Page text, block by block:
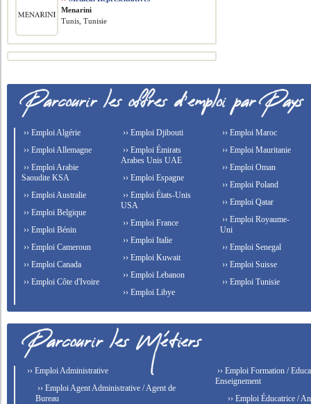
Menarini
Tunis, Tunisie
›› Emploi Algérie
›› Emploi Allemagne
›› Emploi Arabie
Saoudite KSA
›› Emploi Australie
›› Emploi Belgique
›› Emploi Bénin
›› Emploi Cameroun
›› Emploi Canada
›› Emploi Côte d'Ivoire
›› Emploi Djibouti
›› Emploi Émirats
Arabes Unis UAE
›› Emploi Espagne
›› Emploi États-Unis
USA
›› Emploi France
›› Emploi Italie
›› Emploi Kuwait
›› Emploi Lebanon
›› Emploi Libye
›› Emploi Maroc
›› Emploi Mauritanie
›› Emploi Oman
›› Emploi Poland
›› Emploi Qatar
›› Emploi Royaume-
Uni
›› Emploi Senegal
›› Emploi Suisse
›› Emploi Tunisie
›› Emploi Administrative
›› Emploi Agent Administrative / Agent de
Bureau
›› Emploi Formation /
Enseignement
›› Emploi Éducatrice /